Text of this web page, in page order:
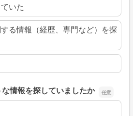
いた
る情報（経歴、専門など）を探
情報を探していましたか
情報を探していましたか